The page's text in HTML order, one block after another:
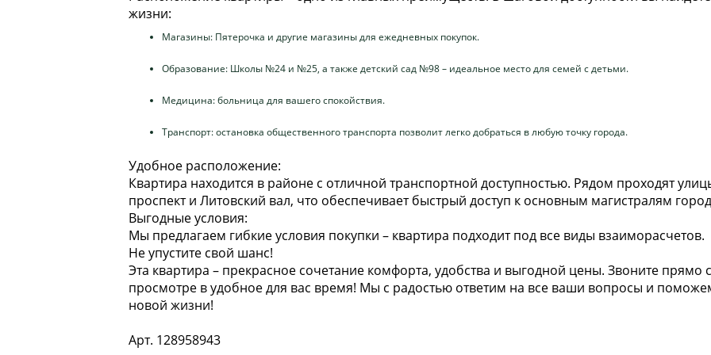
жизни:
Магазины: Пятерочка и другие магазины для ежедневных покупок.
Образование: Школы №24 и №25, а также детский сад №98 – идеальное место для семей с детьми.
Медицина: больница для вашего спокойствия.
Транспорт: остановка общественного транспорта позволит легко добраться в любую точку города.
Удобное расположение:
Квартира находится в районе с отличной транспортной доступностью. Рядом проходят
проспект и Литовский вал, что обеспечивает быстрый доступ к основным магистралям
Выгодные условия:
Мы предлагаем гибкие условия покупки – квартира подходит под все виды взаиморасчетов.
Не упустите свой шанс!
Эта квартира – прекрасное сочетание комфорта, удобства и выгодной цены. Звоните прямо
просмотре в удобное для вас время! Мы с радостью ответим на все ваши вопросы и
новой жизни!
Арт. 128958943